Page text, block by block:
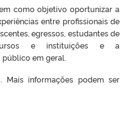
como objetivo oportunizar a
entre profissionais de
egressos, estudantes de
e instituições e a
em geral.
Mais informações podem ser